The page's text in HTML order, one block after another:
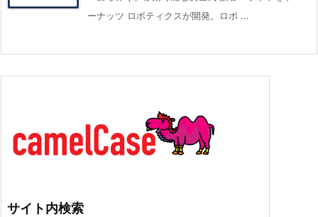
ーナッツ ロボティクスが開発。ロボ ...
サイト内検索